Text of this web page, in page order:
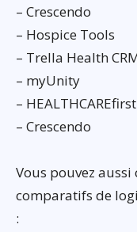
– Crescendo
– Hospice Tools
– Trella Health
– myUnity
– HEALTHCAREfirst
– Crescendo
Vous pouvez
comparatifs de
: